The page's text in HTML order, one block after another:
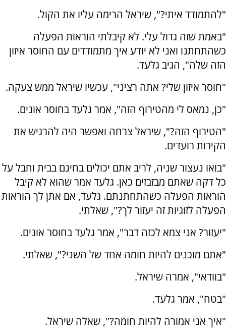
"להתמודד איתי?", שיראל הרימה עליו את הקול.
"באמת שזה גדול עלי. לא קיבלתי הוראות הפעלה
כשהתחתנו ואני לא יודע איך מתמודדים עם החוסר איזון
הזה שלה", הגיב גלעד.
"חוסר איזון שלי? אתה רציני", עכשיו שיראל ממש צעקה.
"כן, נמאס לי מהטירוף הזה", אמר גלעד בחוסר אונים.
"הטירוף הזה?", שיראל צרחה ואפשר היה להרגיש את
הקירות רועדים.
"בואו נעצור שניה, לריב אתם יכולים בחינם בבית וחבל על
כל דקה שאתם מבזבזים כאן. גלעד אמר שהוא לא קיבל
הוראות הפעלה כשהתחתנתם. גלעד, אם אתן לך הוראות
הפעלה לזוגיות זה יעזור לך?", שאלתי.
"יעזור? אני צמא לכזה דבר", אמר גלעד בחוסר אונים.
"אתם מוכנים להיות חומה אחד של השני?", שאלתי.
"בוודאי", אמרה שיראל.
"בטח", אמר גלעד.
"איך אני אמורה להיות חומה?", שאלה שיראל.